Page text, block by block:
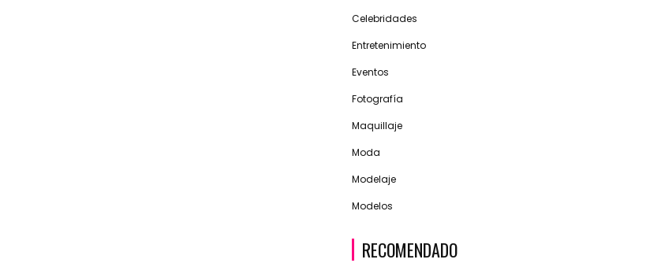
Celebridades
Entretenimiento
Eventos
Fotografía
Maquillaje
Moda
Modelaje
Modelos
RECOMENDADO